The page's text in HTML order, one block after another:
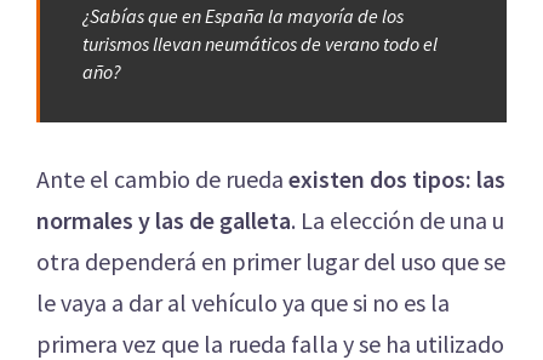
¿Sabías que en España la mayoría de los
turismos llevan neumáticos de verano todo el
año?
Ante el cambio de rueda existen dos tipos: las
normales y las de galleta. La elección de una u
otra dependerá en primer lugar del uso que se
le vaya a dar al vehículo ya que si no es la
primera vez que la rueda falla y se ha utilizado